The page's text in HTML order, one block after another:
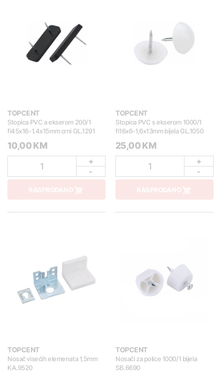
TOPCENT
Stopica PVC a ekserom 200/1
fi45x16-1.4x15mm crni GL.1291
10,00 KM
1
+
-
RASPRODANO
TOPCENT
Stopica PVC s ekserom 1000/1
fi16x6-1,6x13mm bijela GL.1050
25,00 KM
1
+
-
RASPRODANO
TOPCENT
Nosač visećih elemenata 1,5mm
KA.9520
TOPCENT
Nosači za police 1000/1 bijela
SB.6690